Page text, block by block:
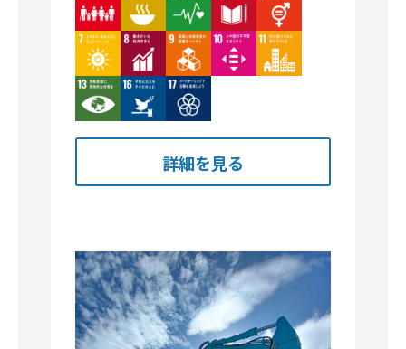
Image Image Image Image Image
Image Image Image
詳細を見る